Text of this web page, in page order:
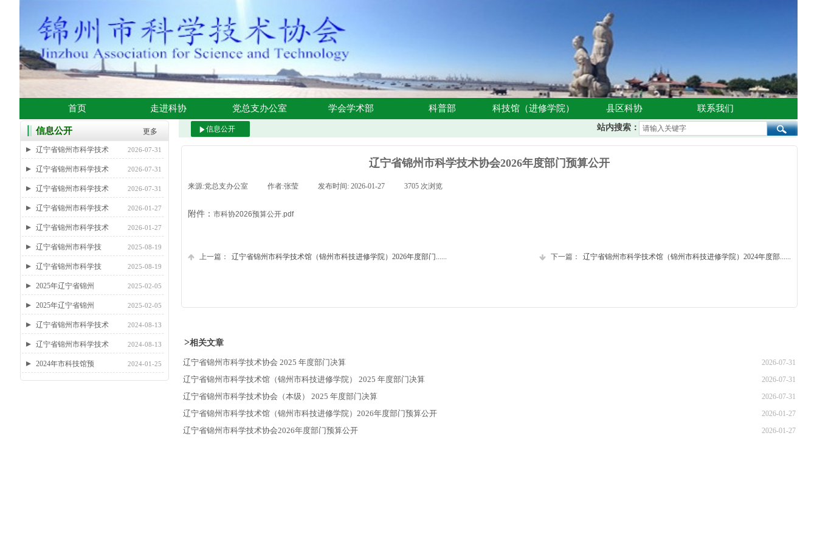
首页 走进科协 党总支办公室 学会学术部 科普部 科技馆（进修学院） 县区科协 联系我们
站内搜索：
更多
辽宁省锦州市科学技术 2026-07-31
辽宁省锦州市科学技术 2026-07-31
辽宁省锦州市科学技术 2026-07-31
辽宁省锦州市科学技术 2026-01-27
辽宁省锦州市科学技术 2026-01-27
​辽宁省锦州市科学技 2025-08-19
​辽宁省锦州市科学技 2025-08-19
2025年辽宁省锦州 2025-02-05
2025年辽宁省锦州 2025-02-05
辽宁省锦州市科学技术 2024-08-13
辽宁省锦州市科学技术 2024-08-13
2024年市科技馆预 2024-01-25
信息公开 信息公开
辽宁省锦州市科学技术协会2026年度部门预算公开
来源:党总支办公室 作者:张莹 发布时间: 2026-01-27 3705 次浏览
附件： 市科协2026预算公开.pdf
上一篇： 辽宁省锦州市科学技术馆（锦州市科技进修学院）2026年度部门...... 下一篇： ​辽宁省锦州市科学技术馆（锦州市科技进修学院）2024年度部......
>相关文章
辽宁省锦州市科学技术协会 2025 年度部门决算 2026-07-31
辽宁省锦州市科学技术馆（锦州市科技进修学院） 2025 年度部门决算 2026-07-31
辽宁省锦州市科学技术协会（本级） 2025 年度部门决算 2026-07-31
辽宁省锦州市科学技术馆（锦州市科技进修学院）2026年度部门预算公开 2026-01-27
辽宁省锦州市科学技术协会2026年度部门预算公开 2026-01-27